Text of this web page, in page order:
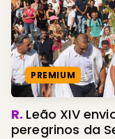
PREMIUM
R. Leão XIV
peregrinos da